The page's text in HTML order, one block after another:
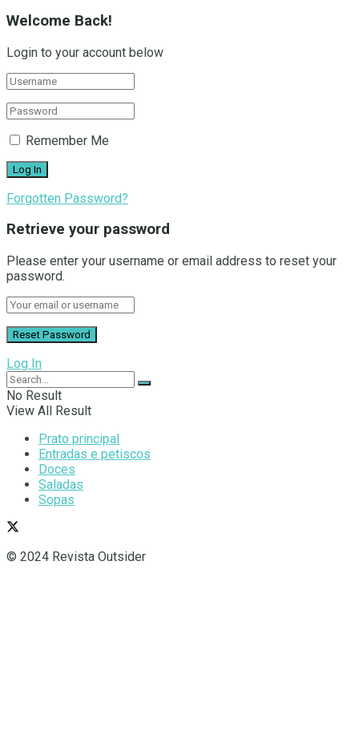
Welcome Back!
Login to your account below
Remember Me
Forgotten Password?
Retrieve your password
Please enter your username or email address to reset your
password.
Log In
No Result
View All Result
Prato principal
Entradas e petiscos
Doces
Saladas
Sopas
© 2024 Revista Outsider